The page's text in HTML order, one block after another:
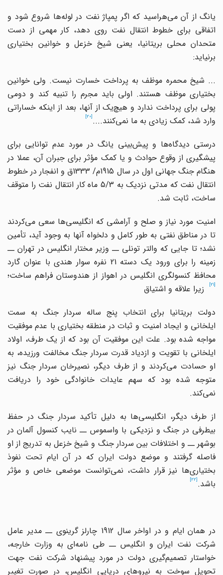
یانگ از آن میهراسید که اگر پمپاژ نفت در لولهها شروع شود و
اتفاقی برای خطوط انتقال نفت روی دهد، کار مهمی از دست
متحدان محلی بریتانیا، یعنی شیخ خزعل و خوانین بختیاری
برنیاید:
... شیخ محمره موظف به پرداخت خسارت نیست. ولی خوانین
بختیاری موظف هستند. اولی باید مجرم را تنبیه کند و دومی
پولی برای پرداخت ندارد و هیچیک از آنها، بعد از اینکه خساراتی
وارد شد، کمک زیادی به ما نمیکنند....
درستی دیدگاهها و پیشبینی یانگ در مورد عدم توانایی برای
پیشگیری از وقوع حوادث و یا کمک مؤثر برای جبران آن، عملا در
هنگام جنگ جهانی اول در سال 1915م/ 1333ق و انفجار در خطوط
انتقال نفت که مدتی نزدیک به 5/3 ماه کار انتقال نفت را متوقف
ساخت، ثابت شد.
امنیت مورد نیاز و صلح و آرامشی که انگلیسیها سعی میکردند
تا در مناطق نفتی به طور کامل و دلخواه آنها به وجود آید، تأمین
نشد؛ تا جایی که والتر تونلی ــ وزیر مختار انگلیس در تهران ــ
زمینه را برای ورود یک دسته 21 نفره سوار هندی با عنوان گارد
محافظ کنسولگری انگلیس در اهواز از هندوستان فراهم ساخت؛
زیرا علاقه و اشتیاق
دولت بریتانیا برای انتخاب پنج ساله سردار جنگ به سمت
ایلخانی و ایجاد امنیت و ثبات در منطقه بختیاری با عدم موفقیت
مواجه شده بود. علت این موفقیت آن بود که از یک طرف، اولاد
ایلخانی با تقویت و ازدیاد قدرت سردار جنگ مخالفت ورزیده، به
او حسادت میکردند و از طرف دیگر، نصیرخان سردار جنگ نیز
متوجه شده بود که سهم عایدات خانوادگی خود را دریافت
نمیکند.
از طرف دیگر، انگلیسیها به دلیل تأکید سردار جنگ در حفظ
بیطرفی در جنگ و نزدیکی با واسموس ــ نایب کنسول آلمان در
بوشهر ــ و اختلافات بین سردار جنگ و شیخ خزعل به تدریج از او
فاصله گرفتند و موضع دولت ایران که در آن ایام تحت نفوذ
بختیاریها نیز قرار داشت، نمیتوانست موضعی خاص و مؤثر
باشد.
در همان ایام و در اواخر سال 1912 چارلز گرینوی ــ مدیر عامل
شرکت نفت ایران و انگلیس ــ طی نامهای به وزارت خارجه،
خواستار تصمیمگیری دولت در مورد پیشنهاد شرکت نفت جهت
تحویل سوخت به نیروهای دریایی انگلیس، در صورت تغییر